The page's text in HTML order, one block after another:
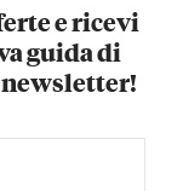
e ricevi
guida di